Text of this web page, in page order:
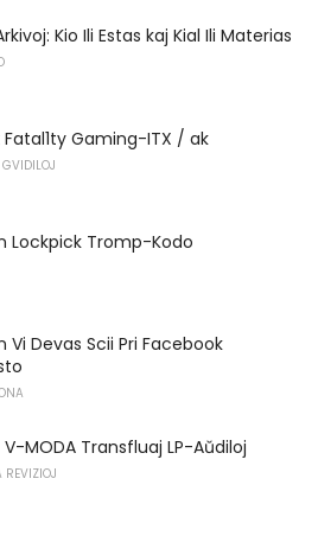
Kio Ili Estas kaj Kial Ili Materias
Fatal1ty Gaming-ITX / ak
Lockpick Tromp-Kodo
Vi Devas Scii Pri Facebook
V-MODA Transfluaj LP-Aŭdiloj
REVIZIOJ